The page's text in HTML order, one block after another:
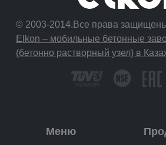
© 2003-2014.Все права
Elkon – мобильные бетонные
(бетонно растворный узел) в
Меню